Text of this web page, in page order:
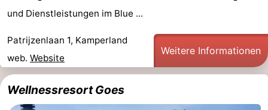
Städte
Führungen
Sport
-
und Dienstleistungen im Blue ...
Patrijzenlaan 1, Kamperland
web. Website
Weitere Informationen
Wellnessresort Goes